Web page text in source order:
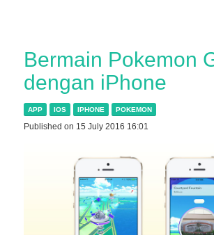
Bermain Pokemon
dengan iPhone
APP IOS IPHONE POKEMON
Published on 15 July 2016 16:01